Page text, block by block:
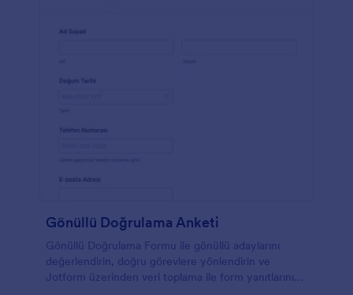
Gönüllü Doğrulama Anketi
Gönüllü Doğrulama Formu ile gönüllü adaylarını
değerlendirin, doğru görevlere yönlendirin ve
Jotform üzerinden veri toplama ile form yanıtlarını